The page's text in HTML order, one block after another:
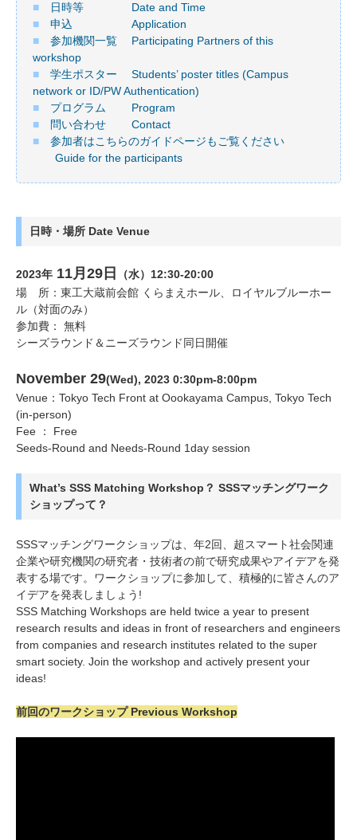
■ 日時等 Date and Time
■ 申込 Application
■ 参加機関一覧 Participating Partners of this
workshop
■ 学生ポスター Students’ poster titles (Campus
network or ID/PW Authentication)
■ プログラム Program
■ 問い合わせ Contact
■ 参加者はこちらのガイドページもご覧ください
Guide for the participants
日時・場所 Date Venue
2023年 11月29日
（水）12:30-20:00
場 所：東工大蔵前会館 くらまえホール、ロイヤルブルーホー
ル（対面のみ）
参加費： 無料
シーズラウンド＆ニーズラウンド同日開催
November 29(Wed), 2023 0:30pm-8:00pm
Venue：Tokyo Tech Front at Oookayama Campus, Tokyo Tech
(in-person)
Fee ： Free
Seeds-Round and Needs-Round 1day session
What’s SSS Matching Workshop？ SSSマッチングワーク
ショップって？
SSSマッチングワークショップは、年2回、超スマート社会関連
企業や研究機関の研究者・技術者の前で研究成果やアイデアを発
表する場です。ワークショップに参加して、積極的に皆さんのア
イデアを発表しましょう!
SSS Matching Workshops are held twice a year to present
research results and ideas in front of researchers and engineers
from companies and research institutes related to the super
smart society. Join the workshop and actively present your
ideas!
前回のワークショップ Previous Workshop